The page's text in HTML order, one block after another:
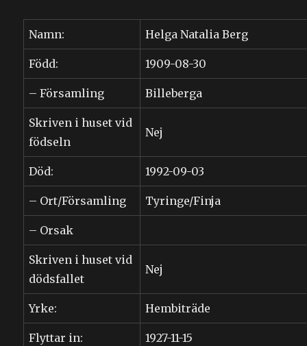
Namn: Helga Natalia Berg
Född: 1909-08-30
– Församling Billeberga
Skriven i huset vid
födseln
Nej
Död: 1992-09-03
– Ort/Församling Tyringe/Finja
– Orsak
Skriven i huset vid
dödsfallet
Nej
Yrke: Hembiträde
Flyttar in: 1927-11-15